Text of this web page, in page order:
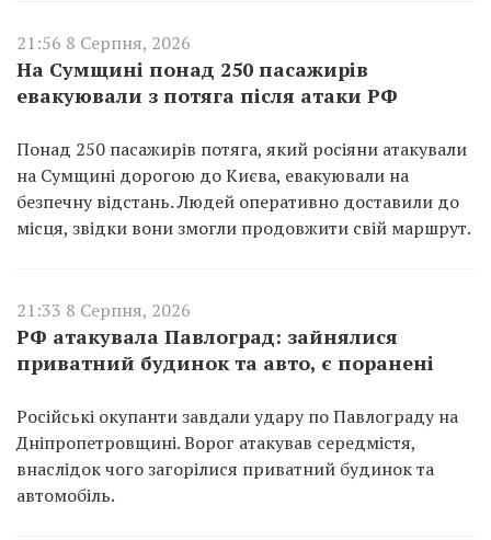
21:56 8 Серпня, 2026
На Сумщині понад 250 пасажирів
евакуювали з потяга після атаки РФ
Понад 250 пасажирів потяга, який росіяни атакували
на Сумщині дорогою до Києва, евакуювали на
безпечну відстань. Людей оперативно доставили до
місця, звідки вони змогли продовжити свій маршрут.
21:33 8 Серпня, 2026
РФ атакувала Павлоград: зайнялися
приватний будинок та авто, є поранені
Російські окупанти завдали удару по Павлограду на
Дніпропетровщині. Ворог атакував середмістя,
внаслідок чого загорілися приватний будинок та
автомобіль.